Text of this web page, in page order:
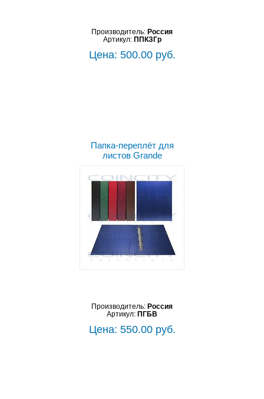
Производитель: Россия
Артикул: ППКЗГр
Цена: 500.00 руб.
Папка-переплёт для
листов Grande
Производитель: Россия
Артикул: ПГБВ
Цена: 550.00 руб.